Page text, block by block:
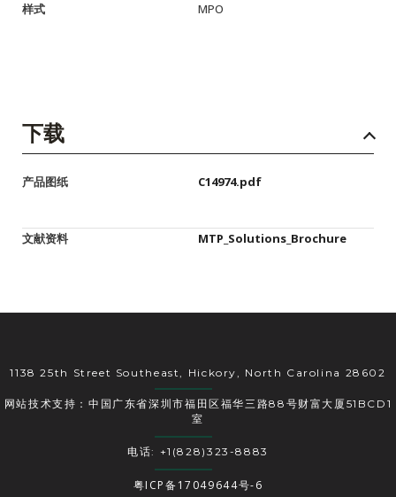
样式 MPO
下载
产品图纸 C14974.pdf
文献资料 MTP_Solutions_Brochure
1138 25th Street Southeast, Hickory, North Carolina 28602
网站技术支持：中国广东省深圳市福田区福华三路88号财富大厦51BCD1
室
电话: +1(828)323-8883
粤ICP备17049644号-6